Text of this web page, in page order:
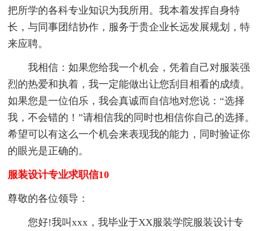
把所学的各科专业知识为我所用。我本着发挥自身特
长，与同事团结协作，服务于贵企业长远发展规划，特
来应聘。
我相信：如果您给我一个机会，凭着自己对服装强
烈的热爱和执着，我一定能做出让您刮目相看的成绩。
如果您是一位伯乐，我会真诚而自信地对您说：“选择
我，不会错的！”请相信我的同时也相信你自己的选择。
希望可以有这么一个机会来表现我的能力，同时验证你
的眼光是正确的。
服装设计专业求职信10
尊敬的各位领导：
您好!我叫xxx，我毕业于XX服装学院服装设计专